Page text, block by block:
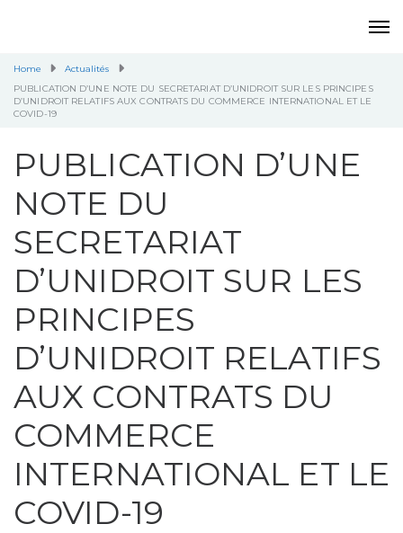
Home
Actualités
PUBLICATION D’UNE NOTE DU SECRETARIAT D’UNIDROIT SUR LES PRINCIPES
D’UNIDROIT RELATIFS AUX CONTRATS DU COMMERCE INTERNATIONAL ET LE
COVID-19
PUBLICATION D’UNE
NOTE DU
SECRETARIAT
D’UNIDROIT SUR LES
PRINCIPES
D’UNIDROIT RELATIFS
AUX CONTRATS DU
COMMERCE
INTERNATIONAL ET LE
COVID-19